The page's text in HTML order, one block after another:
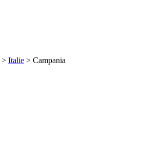
> Italie > Campania